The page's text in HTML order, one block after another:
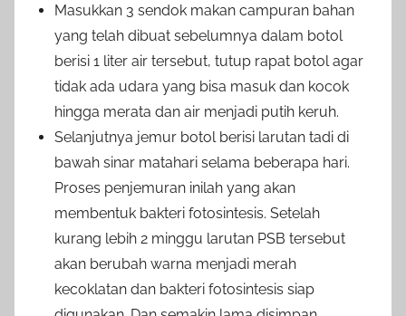
Masukkan 3 sendok makan campuran bahan
yang telah dibuat sebelumnya dalam botol
berisi 1 liter air tersebut, tutup rapat botol agar
tidak ada udara yang bisa masuk dan kocok
hingga merata dan air menjadi putih keruh.
Selanjutnya jemur botol berisi larutan tadi di
bawah sinar matahari selama beberapa hari.
Proses penjemuran inilah yang akan
membentuk bakteri fotosintesis. Setelah
kurang lebih 2 minggu larutan PSB tersebut
akan berubah warna menjadi merah
kecoklatan dan bakteri fotosintesis siap